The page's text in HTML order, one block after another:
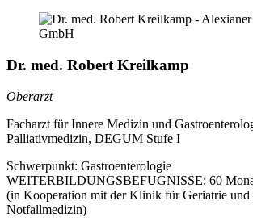
Dr. med. Robert Kreilkamp
Oberarzt
Facharzt für Innere Medizin und
Palliativmedizin, DEGUM Stufe I
Schwerpunkt: Gastroenterologie
WEITERBILDUNGSBEFUGNISSE: 60
(in Kooperation mit der Klinik für Geriatrie und
Notfallmedizin)